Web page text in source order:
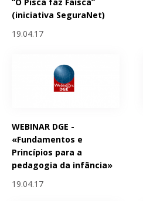
“O Pisca faz Faísca”
(iniciativa SeguraNet)
19.04.17
WEBINAR DGE -
«Fundamentos e
Princípios para a
pedagogia da infância»
19.04.17